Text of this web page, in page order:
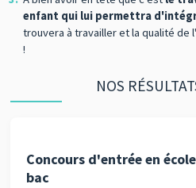
enfant qui lui permettra
trouvera à travailler et la qualité de
!
NOS
Concours d'entrée en
bac